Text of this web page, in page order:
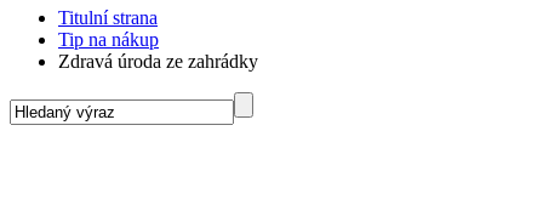
Titulní strana
Tip na nákup
Zdravá úroda ze zahrádky